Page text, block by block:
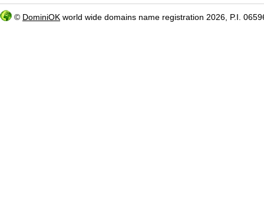
© DominiOK world wide domains name registration 2026, P.I.